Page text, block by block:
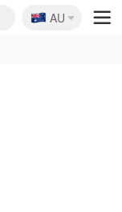
🇦🇺
AU